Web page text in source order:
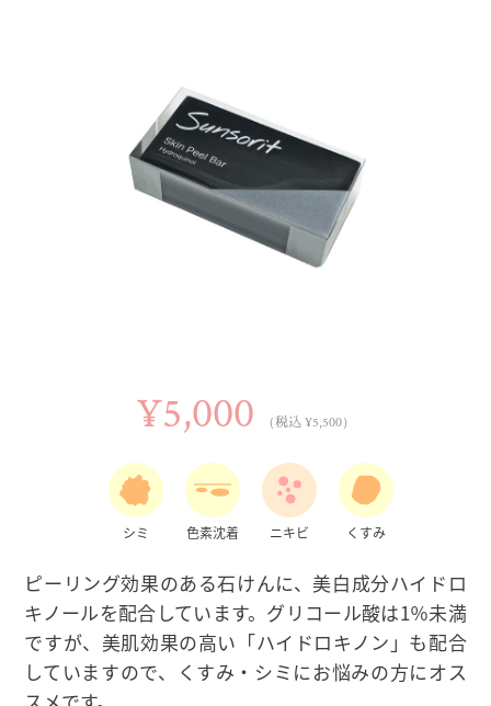
¥5,000 （税込 ¥5,500）
シミ 色素沈着 ニキビ くすみ
ピーリング効果のある石けんに、美白成分ハイドロ
キノールを配合しています。グリコール酸は1％未満
ですが、美肌効果の高い「ハイドロキノン」も配合
していますので、くすみ・シミにお悩みの方にオス